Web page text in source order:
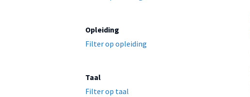
Opleiding
Filter op opleiding
Taal
Filter op taal